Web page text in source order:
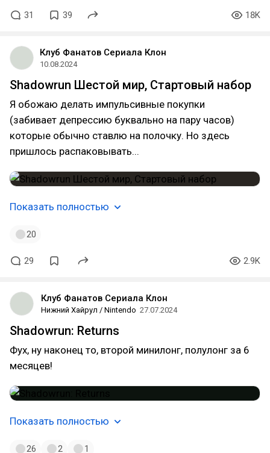
31 39 18K
Клуб Фанатов Сериала Клон
10.08.2024
Shadowrun Шестой мир, Стартовый набор
Я обожаю делать импульсивные покупки
(забивает депрессию буквально на пару часов)
которые обычно ставлю на полочку. Но здесь
пришлось распаковывать...
Показать полностью
20
29 2.9K
Клуб Фанатов Сериала Клон
Нижний Хайрул / Nintendo 27.07.2024
Shadowrun: Returns
Фух, ну наконец то, второй минилонг, полулонг за 6
месяцев!
Показать полностью
26 2 1